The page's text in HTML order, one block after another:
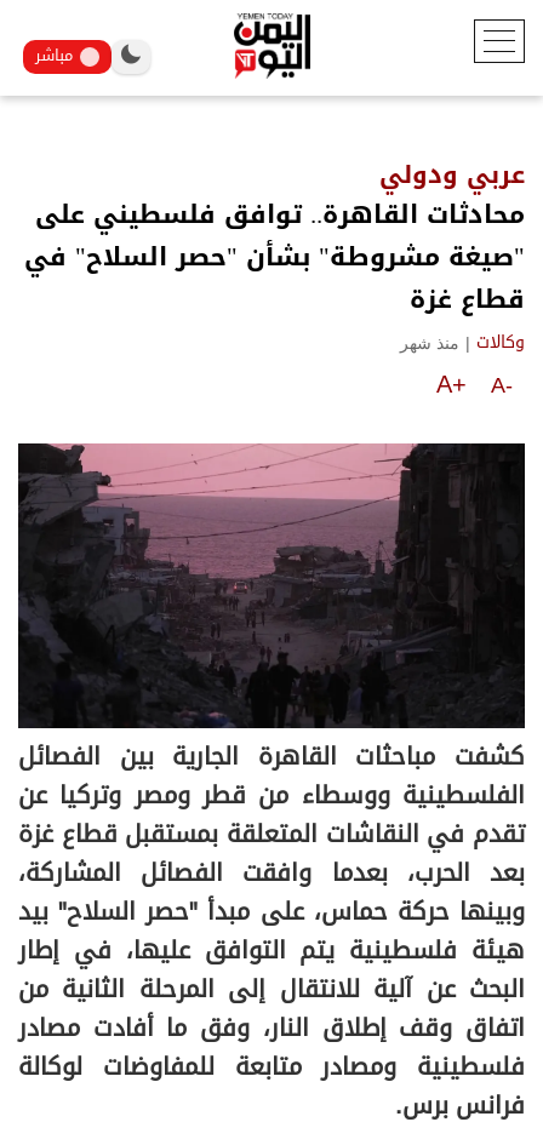
مباشر
عربي ودولي
محادثات القاهرة.. توافق فلسطيني على
"صيغة مشروطة" بشأن "حصر السلاح" في
قطاع غزة
وكالات | منذ شهر
A-
A+
كشفت مباحثات القاهرة الجارية بين الفصائل
الفلسطينية ووسطاء من قطر ومصر وتركيا عن
تقدم في النقاشات المتعلقة بمستقبل قطاع غزة
بعد الحرب، بعدما وافقت الفصائل المشاركة،
وبينها حركة حماس، على مبدأ "حصر السلاح" بيد
هيئة فلسطينية يتم التوافق عليها، في إطار
البحث عن آلية للانتقال إلى المرحلة الثانية من
اتفاق وقف إطلاق النار، وفق ما أفادت مصادر
فلسطينية ومصادر متابعة للمفاوضات لوكالة
فرانس برس.